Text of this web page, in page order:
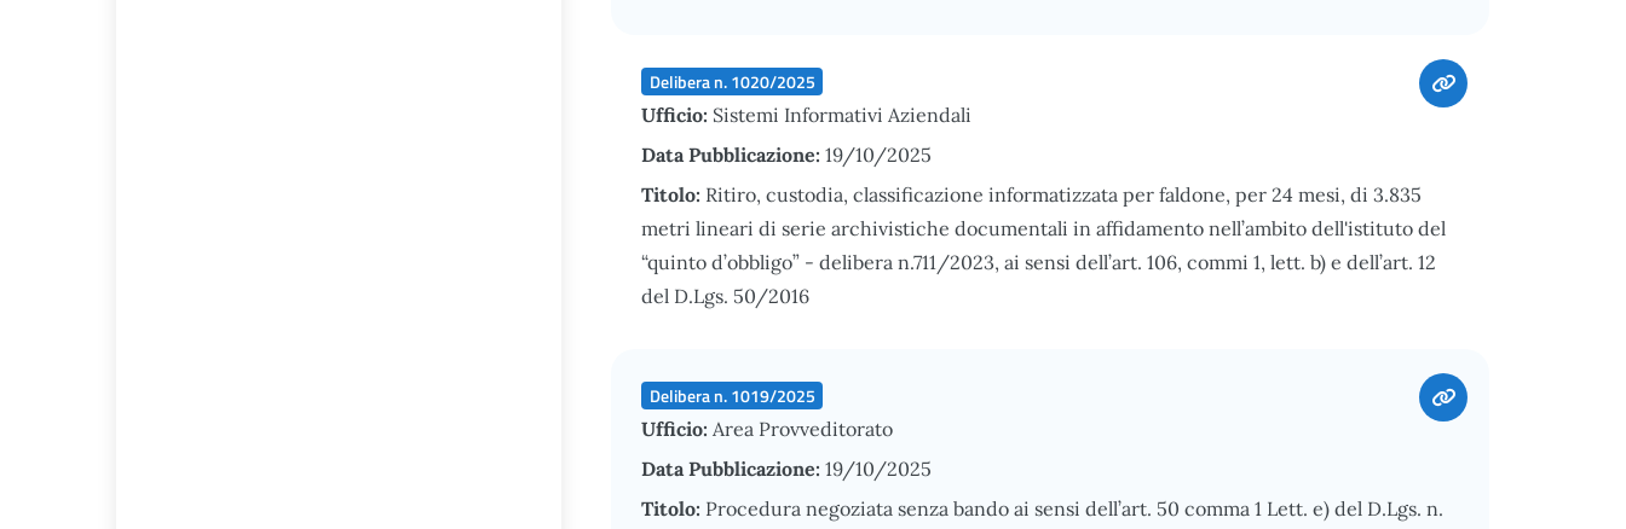
Delibera n. 1020/2025
Ufficio: Sistemi Informativi Aziendali
Data Pubblicazione: 19/10/2025
Titolo: Ritiro, custodia, classificazione informatizzata per faldone, per 24 mesi, di 3.835
metri lineari di serie archivistiche documentali in affidamento nell’ambito dell'istituto del
“quinto d’obbligo” - delibera n.711/2023, ai sensi dell’art. 106, commi 1, lett. b) e dell’art. 12
del D.Lgs. 50/2016
Delibera n. 1019/2025
Ufficio: Area Provveditorato
Data Pubblicazione: 19/10/2025
Titolo: Procedura negoziata senza bando ai sensi dell’art. 50 comma 1 Lett. e) del D.Lgs. n.